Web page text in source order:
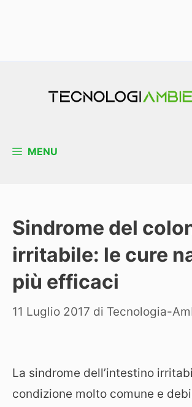
MENU
Sindrome del
irritabile: le cure
più efficaci
11 Luglio 2017 di Tecnologia-
La sindrome dell’intestino
condizione molto comune e